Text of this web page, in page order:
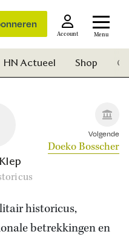
Account Menu
HN Actueel Shop
Volgende
Doeko Bosscher
historicus,
betrekkingen en